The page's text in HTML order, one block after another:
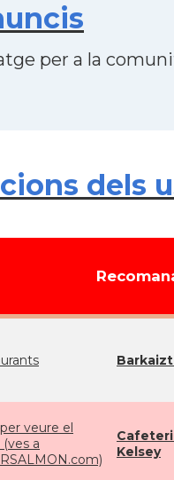
per a la
dels
veure el
(ves a
Kelsey